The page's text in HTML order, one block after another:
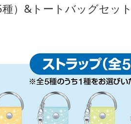
）&トートバッグセッ